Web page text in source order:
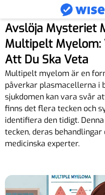
Avslöja Mysteriet
Multipelt Myelom:
Att Du Ska Veta
Multipelt myelom är en
påverkar plasmacellerna i
sjukdomen kan vara svår
finns det flera tecken och
identifiera den tidigt.
tecken, deras
medicinska experter.